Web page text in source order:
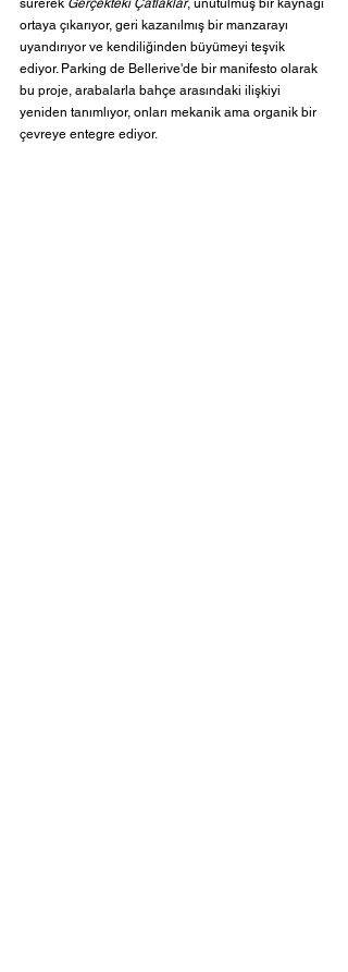
sürerek Gerçekteki Çatlaklar, unutulmuş bir kaynağı
ortaya çıkarıyor, geri kazanılmış bir manzarayı
uyandırıyor ve kendiliğinden büyümeyi teşvik
ediyor. Parking de Bellerive'de bir manifesto olarak
bu proje, arabalarla bahçe arasındaki ilişkiyi
yeniden tanımlıyor, onları mekanik ama organik bir
çevreye entegre ediyor.